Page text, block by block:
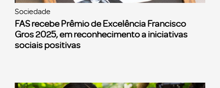
Sociedade
FAS recebe Prêmio de Excelência Francisco
Gros 2025, em reconhecimento a iniciativas
sociais positivas